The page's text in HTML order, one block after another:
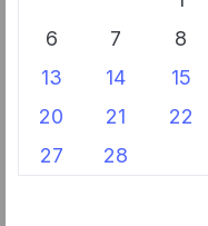
6
7 8
13
14 15
20
21 22
27
28